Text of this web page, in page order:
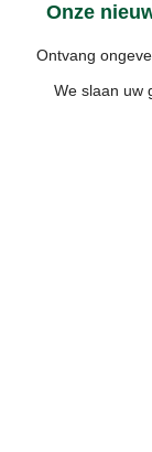
Onze
Ontvang
We slaan uw